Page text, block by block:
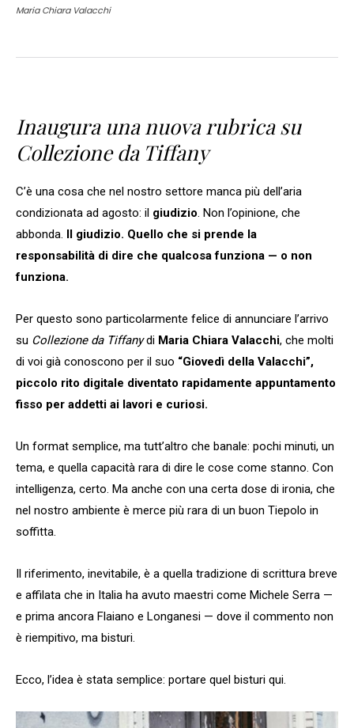
Maria Chiara Valacchi
Inaugura una nuova rubrica su
Collezione da Tiffany
C’è una cosa che nel nostro settore manca più dell’aria
condizionata ad agosto: il giudizio . Non l’opinione, che
abbonda. Il giudizio. Quello che si prende la
responsabilità di dire che qualcosa funziona — o non
funziona.
Per questo sono particolarmente felice di annunciare l’arrivo
su Collezione da Tiffanydi Maria Chiara Valacchi, che molti
di voi già conoscono per il suo “Giovedì della Valacchi”,
piccolo rito digitale diventato rapidamente appuntamento
fisso per addetti ai lavori e curiosi.
Un format semplice, ma tutt’altro che banale: pochi minuti, un
tema, e quella capacità rara di dire le cose come stanno. Con
intelligenza, certo. Ma anche con una certa dose di ironia, che
nel nostro ambiente è merce più rara di un buon Tiepolo in
soffitta.
Il riferimento, inevitabile, è a quella tradizione di scrittura breve
e affilata che in Italia ha avuto maestri come Michele Serra —
e prima ancora Flaiano e Longanesi — dove il commento non
è riempitivo, ma bisturi.
Ecco, l’idea è stata semplice: portare quel bisturi qui.